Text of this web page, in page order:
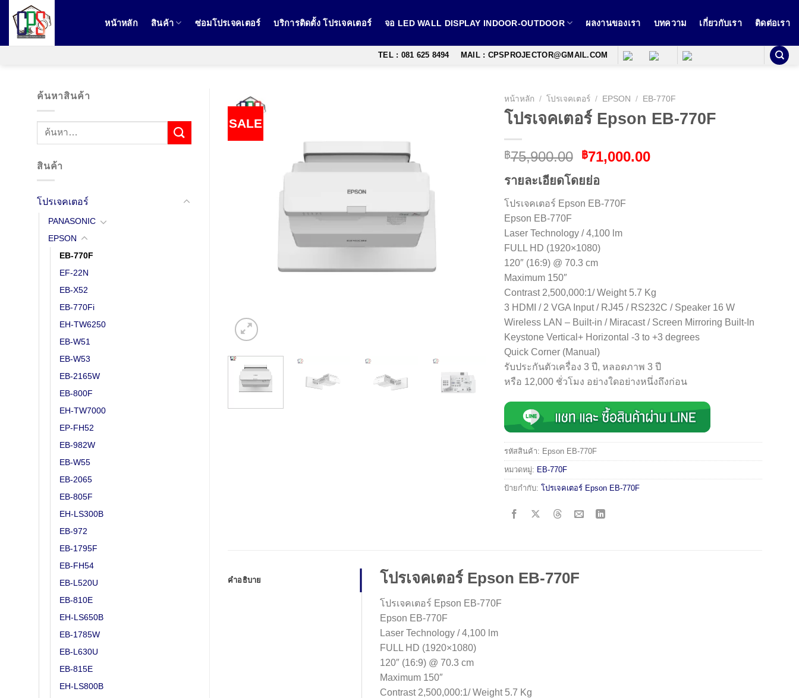
หน้าหลัก สินค้า ซ่อมโปรเจคเตอร์ บริการติดตั้ง โปรเจคเตอร์ จอ LED WALL DISPLAY INDOOR-OUTDOOR ผลงานของเรา บทความ เกี่ยวกับเรา ติดต่อเรา
TEL : 081 625 8494 MAIL : CPSPROJECTOR@GMAIL.COM
ค้นหาสินค้า
ค้นหา:
สินค้า
โปรเจคเตอร์
PANASONIC
EPSON
EB-770F
EF-22N
EB-X52
EB-770Fi
EH-TW6250
EB-W51
EB-W53
EB-2165W
EB-800F
EH-TW7000
EP-FH52
EB-982W
EB-W55
EB-2065
EB-805F
EH-LS300B
EB-972
EB-1795F
EB-FH54
EB-L520U
EB-810E
EH-LS650B
EB-1785W
EB-L630U
EB-815E
EH-LS800B
SALE
หน้าหลัก / โปรเจคเตอร์ / EPSON / EB-770F
โปรเจคเตอร์ Epson EB-770F
฿75,900.00 Original
was:
฿75,900.00.
฿71,000.00Current
รายละเอียดโดยย่อ
โปรเจคเตอร์ Epson EB-770F
Epson EB-770F
Laser Technology / 4,100 lm
FULL HD (1920×1080)
120″ (16:9) @ 70.3 cm
Maximum 150″
Contrast 2,500,000:1/ Weight 5.7 Kg
3 HDMI / 2 VGA Input / RJ45 / RS232C / Speaker 16 W
Wireless LAN – Built-in / Miracast / Screen Mirroring Built-In
Keystone Vertical+ Horizontal -3 to +3 degrees
Quick Corner (Manual)
รับประกันตัวเครื่อง 3 ปี, หลอดภาพ 3 ปี
หรือ 12,000 ชั่วโมง อย่างใดอย่างหนึ่งถึงก่อน
รหัสสินค้า: Epson EB-770F
หมวดหมู่: EB-770F
ป้ายกำกับ: โปรเจคเตอร์ Epson EB-770F
คำอธิบาย โปรเจคเตอร์ Epson EB-770F
โปรเจคเตอร์ Epson EB-770F
Epson EB-770F
Laser Technology / 4,100 lm
FULL HD (1920×1080)
120″ (16:9) @ 70.3 cm
Maximum 150″
Contrast 2,500,000:1/ Weight 5.7 Kg